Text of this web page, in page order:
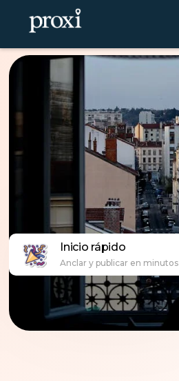
Inicio rápido
Anclar y publicar en minutos